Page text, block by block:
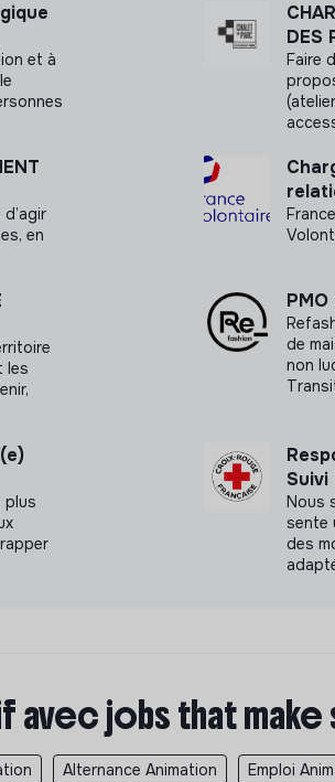
et à
DES
Faire
en
les
de
non
plus
Suivi
Nous
sente
des
avec jobs that
Alternance Animation Emploi